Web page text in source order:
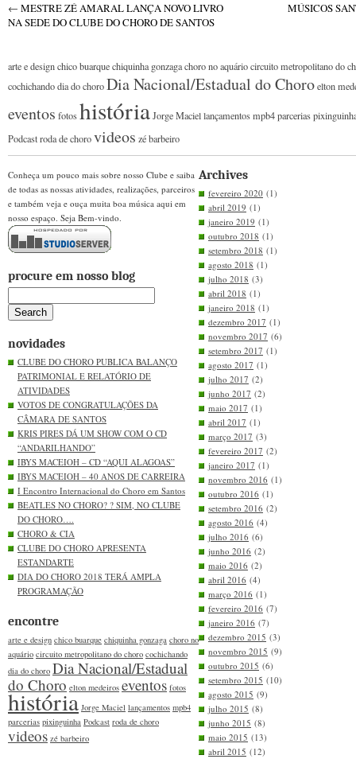
← MESTRE ZÉ AMARAL LANÇA NOVO LIVRO
NA SEDE DO CLUBE DO CHORO DE SANTOS
MÚSICOS
arte e designchico buarquechiquinha gonzagachoro no aquáriocircuito metropolitano do
cochichandodia do choroDia Nacional/Estadual do Choroelton
eventos fotoshistóriaJorge Maciellançamentosmpb4parcerias
Podcastroda de chorovideos zé barbeiro
Conheça um pouco mais sobre nosso Clube e saiba
de todas as nossas atividades, realizações, parceiros
e também veja e ouça muita boa música aqui em
nosso espaço. Seja Bem-vindo.
procure em nosso blog
novidades
CLUBE DO CHORO PUBLICA BALANÇO
PATRIMONIAL E RELATÓRIO DE
ATIVIDADES
VOTOS DE CONGRATULAÇÕES DA
CÂMARA DE SANTOS
KRIS PIRES DÁ UM SHOW COM O CD
“ANDARILHANDO”
IBYS MACEIOH – CD “AQUI ALAGOAS”
IBYS MACEIOH – 40 ANOS DE CARREIRA
I Encontro Internacional do Choro em Santos
BEATLES NO CHORO? ? SIM, NO CLUBE
DO CHORO….
CHORO & CIA
CLUBE DO CHORO APRESENTA
ESTANDARTE
DIA DO CHORO 2018 TERÁ AMPLA
PROGRAMAÇÃO
encontre
arte e design chico buarque chiquinha gonzaga choro no
aquário circuito metropolitano do choro cochichando
dia do choro Dia Nacional/Estadual
do Choro elton medeiros eventos fotos
história Jorge Maciel lançamentos mpb4
parcerias pixinguinha Podcast roda de choro
videos zé barbeiro
Archives
fevereiro 2020 (1)
abril 2019 (1)
janeiro 2019 (1)
outubro 2018 (1)
setembro 2018 (1)
agosto 2018 (1)
julho 2018 (3)
abril 2018 (1)
janeiro 2018 (1)
dezembro 2017 (1)
novembro 2017 (6)
setembro 2017 (1)
agosto 2017 (1)
julho 2017 (2)
junho 2017 (2)
maio 2017 (1)
abril 2017 (1)
março 2017 (3)
fevereiro 2017 (2)
janeiro 2017 (1)
novembro 2016 (1)
outubro 2016 (1)
setembro 2016 (2)
agosto 2016 (4)
julho 2016 (6)
junho 2016 (2)
maio 2016 (2)
abril 2016 (4)
março 2016 (1)
fevereiro 2016 (7)
janeiro 2016 (7)
dezembro 2015 (3)
novembro 2015 (9)
outubro 2015 (6)
setembro 2015 (10)
agosto 2015 (9)
julho 2015 (8)
junho 2015 (8)
maio 2015 (13)
abril 2015 (12)